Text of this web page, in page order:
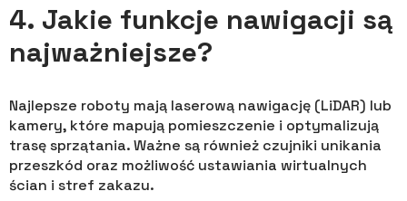
4. Jakie funkcje nawigacji są
najważniejsze?
Najlepsze roboty mają laserową nawigację (LiDAR) lub
kamery, które mapują pomieszczenie i optymalizują
trasę sprzątania. Ważne są również czujniki unikania
przeszkód oraz możliwość ustawiania wirtualnych
ścian i stref zakazu.